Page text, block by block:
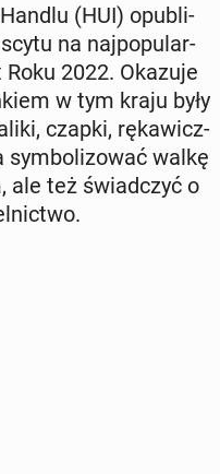
(HUI) opu­bli­
na naj­po­pu­lar­
2022. Okazuje
w tym kraju były
czapki, rę­ka­wicz­
sym­bo­li­zo­wać walkę
ale też świad­czyć o